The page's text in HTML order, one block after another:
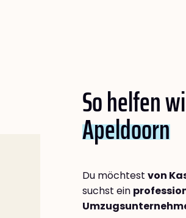
So helfen
Apeldoorn
Du möchtest von
suchst ein